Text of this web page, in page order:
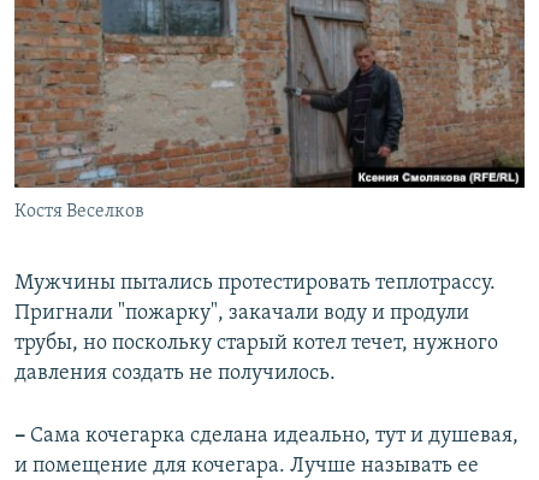
Костя Веселков
Мужчины пытались протестировать теплотрассу.
Пригнали "пожарку", закачали воду и продули
трубы, но поскольку старый котел течет, нужного
давления создать не получилось.
– Сама кочегарка сделана идеально, тут и душевая,
и помещение для кочегара. Лучше называть ее